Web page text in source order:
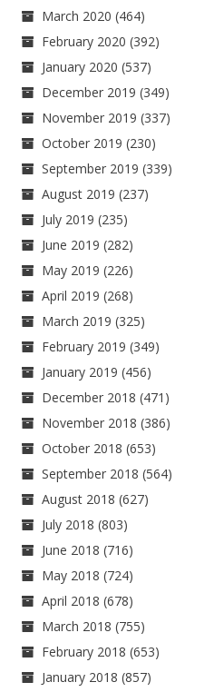
March 2020 (464)
February 2020 (392)
January 2020 (537)
December 2019 (349)
November 2019 (337)
October 2019 (230)
September 2019 (339)
August 2019 (237)
July 2019 (235)
June 2019 (282)
May 2019 (226)
April 2019 (268)
March 2019 (325)
February 2019 (349)
January 2019 (456)
December 2018 (471)
November 2018 (386)
October 2018 (653)
September 2018 (564)
August 2018 (627)
July 2018 (803)
June 2018 (716)
May 2018 (724)
April 2018 (678)
March 2018 (755)
February 2018 (653)
January 2018 (857)